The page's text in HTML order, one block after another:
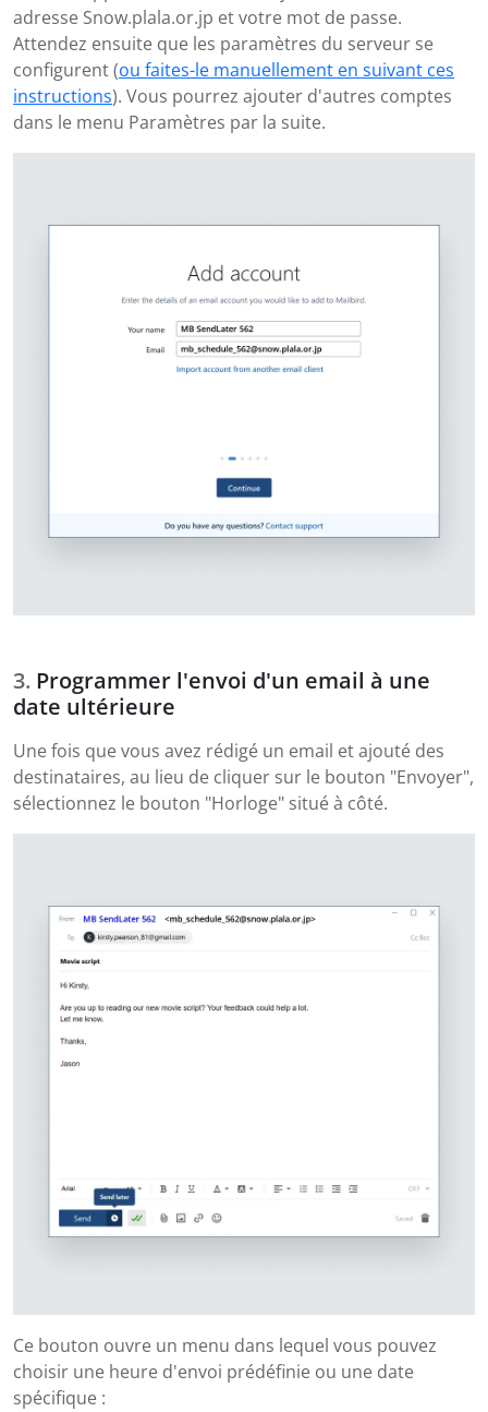
adresse Snow.plala.or.jp et votre mot de passe.
Attendez ensuite que les paramètres du serveur se
configurent (ou faites-le manuellement en suivant ces
instructions). Vous pourrez ajouter d'autres comptes
dans le menu Paramètres par la suite.
Programmer l'envoi d'un email à une
date ultérieure
Une fois que vous avez rédigé un email et ajouté des
destinataires, au lieu de cliquer sur le bouton "Envoyer",
sélectionnez le bouton "Horloge" situé à côté.
Ce bouton ouvre un menu dans lequel vous pouvez
choisir une heure d'envoi prédéfinie ou une date
spécifique :